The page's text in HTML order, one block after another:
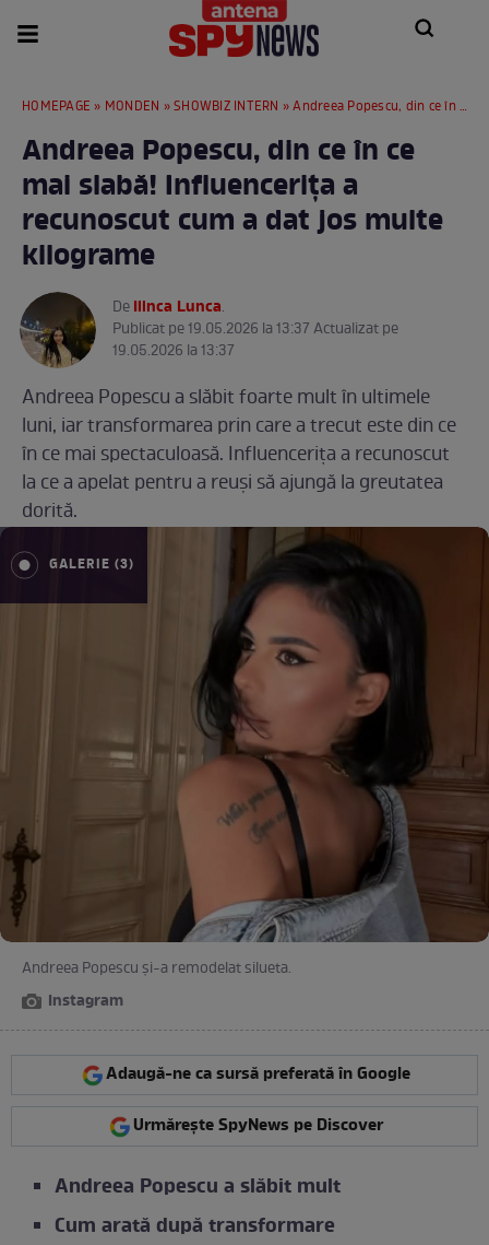
HOMEPAGE » MONDEN »SHOWBIZ INTERN » Andreea Popescu, din ce în ce mai slabă! Influencerița a recunoscut cum a dat jos multe kilograme
Andreea Popescu, din ce în ce
mai slabă! Influencerița a
recunoscut cum a dat jos multe
kilograme
DeIlinca Lunca.
Publicat pe 19.05.2026 la 13:37 Actualizat pe
19.05.2026 la 13:37
Andreea Popescu a slăbit foarte mult în ultimele
luni, iar transformarea prin care a trecut este din ce
în ce mai spectaculoasă. Influencerița a recunoscut
la ce a apelat pentru a reuși să ajungă la greutatea
dorită.
GALERIE (3)
Andreea Popescu și-a remodelat silueta.
Instagram
Adaugă-ne ca sursă preferată în Google
Urmărește SpyNews pe Discover
Andreea Popescu a slăbit mult
Cum arată după transformare